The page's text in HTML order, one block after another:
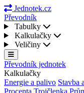
Jednotek.cz
Převodník
Tabulky
Kalkulačky
Veličiny
Převodník jednotek
Kalkulačky
Energie a palivo Stavba
Procenta Trojčlenka